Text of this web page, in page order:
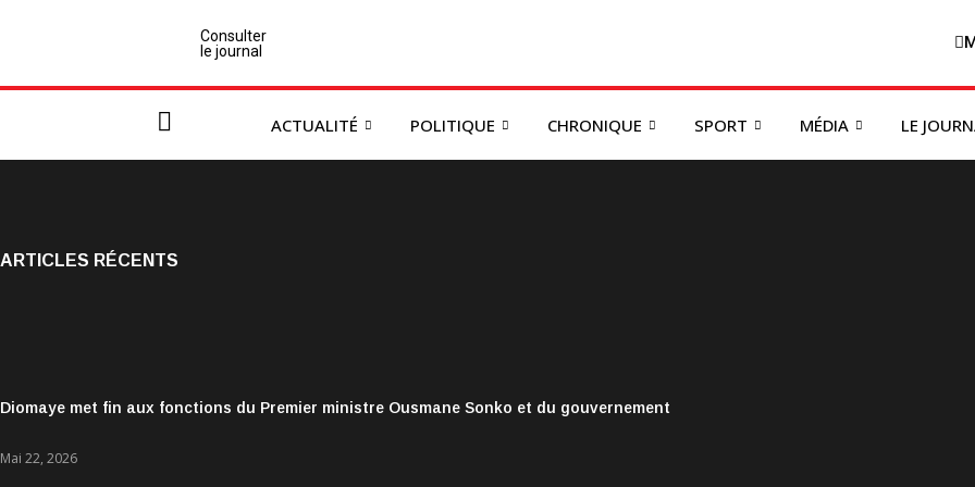
Consulter
le journal
ACTUALITÉ POLITIQUE CHRONIQUE SPORT MÉDIA LE
ARTICLES RÉCENTS
Diomaye met fin aux fonctions du Premier ministre Ousmane Sonko et du gouvernement
Mai 22, 2026